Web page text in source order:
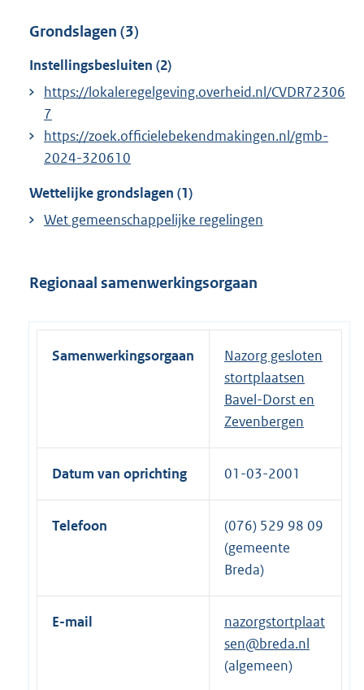
Grondslagen (3)
Instellingsbesluiten (2)
https://lokaleregelgeving.overheid.nl/CVDR72306
7
https://zoek.officielebekendmakingen.nl/gmb-
2024-320610
Wettelijke grondslagen (1)
Wet gemeenschappelijke regelingen
Regionaal samenwerkingsorgaan
Samenwerkingsorgaan
Nazorg gesloten
stortplaatsen
Bavel-Dorst en
Zevenbergen
Datum van oprichting 01-03-2001
Telefoon
(076) 529 98 09
(gemeente
Breda)
E-mail
nazorgstortplaat
sen@breda.nl
(algemeen)